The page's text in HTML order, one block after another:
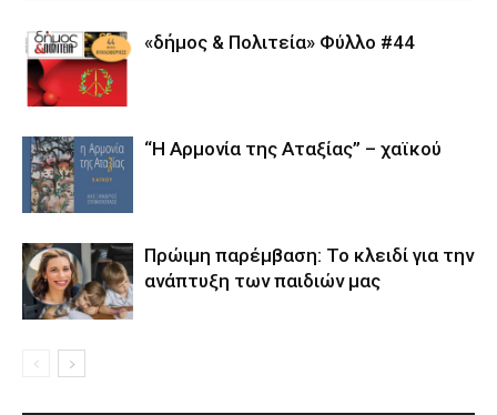
«δήμος & Πολιτεία» Φύλλο #44
“Η Αρμονία της Αταξίας” – χαϊκού
Πρώιμη παρέμβαση: Το κλειδί για την
ανάπτυξη των παιδιών µας